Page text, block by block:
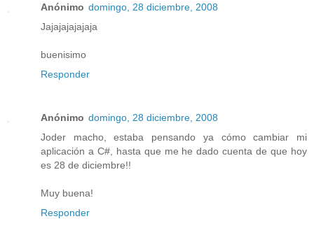
Anónimo domingo, 28 diciembre, 2008
Jajajajajajaja
buenisimo
Responder
Anónimo domingo, 28 diciembre, 2008
Joder macho, estaba pensando ya cómo cambiar mi
aplicación a C#, hasta que me he dado cuenta de que hoy
es 28 de diciembre!!
Muy buena!
Responder